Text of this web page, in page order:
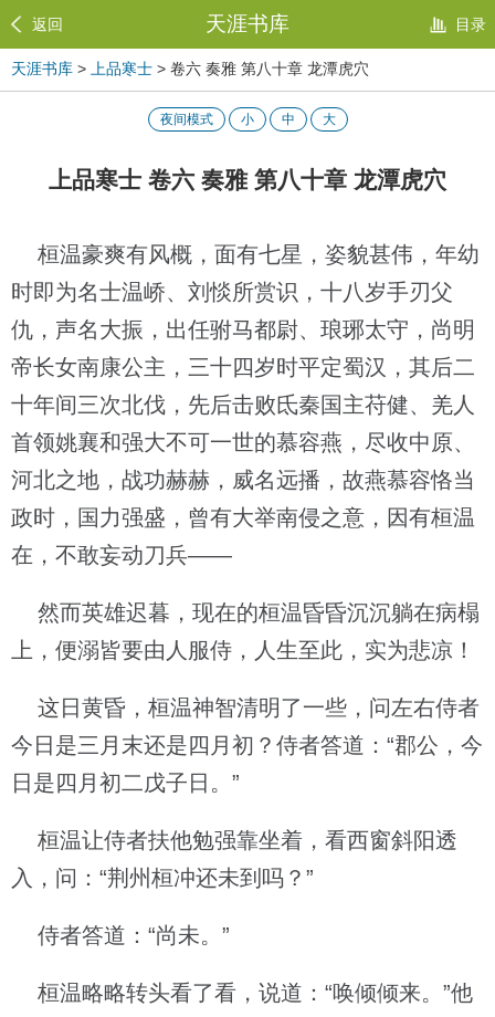
返回 天涯书库 目录
天涯书库 > 上品寒士 > 卷六 奏雅 第八十章 龙潭虎穴
夜间模式 小 中 大
上品寒士 卷六 奏雅 第八十章 龙潭虎穴
桓温豪爽有风概，面有七星，姿貌甚伟，年幼
时即为名士温峤、刘惔所赏识，十八岁手刃父
仇，声名大振，出任驸马都尉、琅琊太守，尚明
帝长女南康公主，三十四岁时平定蜀汉，其后二
十年间三次北伐，先后击败氐秦国主苻健、羌人
首领姚襄和强大不可一世的慕容燕，尽收中原、
河北之地，战功赫赫，威名远播，故燕慕容恪当
政时，国力强盛，曾有大举南侵之意，因有桓温
在，不敢妄动刀兵——
然而英雄迟暮，现在的桓温昏昏沉沉躺在病榻
上，便溺皆要由人服侍，人生至此，实为悲凉！
这日黄昏，桓温神智清明了一些，问左右侍者
今日是三月末还是四月初？侍者答道：“郡公，今
日是四月初二戊子日。”
桓温让侍者扶他勉强靠坐着，看西窗斜阳透
入，问：“荆州桓冲还未到吗？”
侍者答道：“尚未。”
桓温略略转头看了看，说道：“唤倾倾来。”他